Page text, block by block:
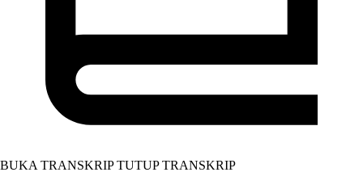
BUKA TRANSKRIP TUTUP TRANSKRIP